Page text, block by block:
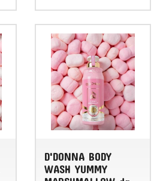
D'DONNA BODY
WASH YUMMY